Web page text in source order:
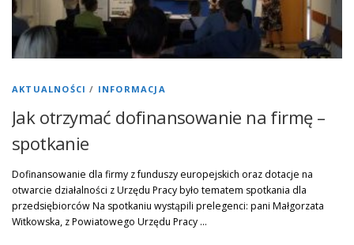
AKTUALNOŚCI / INFORMACJA
Jak otrzymać dofinansowanie na firmę –
spotkanie
Dofinansowanie dla firmy z funduszy europejskich oraz dotacje na
otwarcie działalności z Urzędu Pracy było tematem spotkania dla
przedsiębiorców Na spotkaniu wystąpili prelegenci: pani Małgorzata
Witkowska, z Powiatowego Urzędu Pracy …